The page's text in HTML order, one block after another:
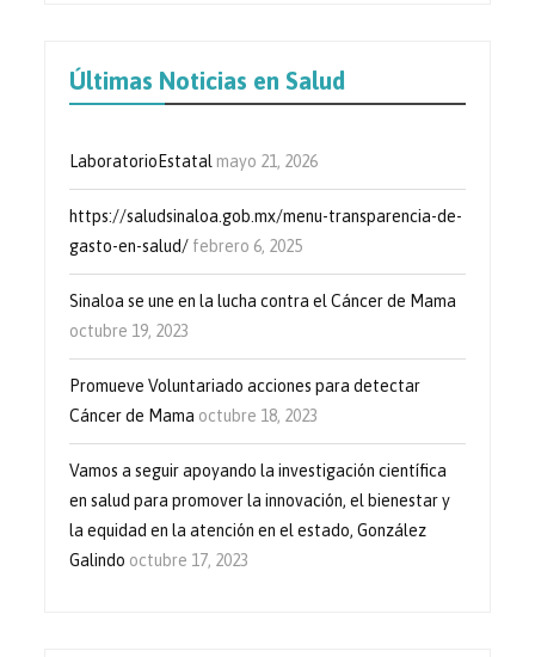
Últimas Noticias en Salud
LaboratorioEstatal mayo 21, 2026
https://saludsinaloa.gob.mx/menu-transparencia-de-
gasto-en-salud/ febrero 6, 2025
Sinaloa se une en la lucha contra el Cáncer de Mama
octubre 19, 2023
Promueve Voluntariado acciones para detectar
Cáncer de Mama octubre 18, 2023
Vamos a seguir apoyando la investigación científica
en salud para promover la innovación, el bienestar y
la equidad en la atención en el estado, González
Galindo octubre 17, 2023